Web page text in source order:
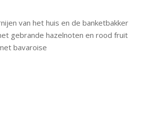
van het huis en de banketbakker
gebrande hazelnoten en rood fruit
bavaroise